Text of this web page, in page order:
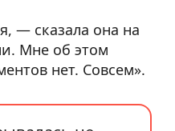
— сказала она на
Мне об этом
нет. Совсем».